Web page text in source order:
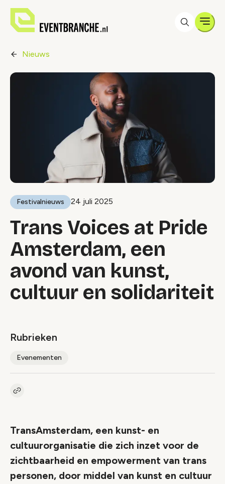
Nieuws
Festivalnieuws 24 juli 2025
Trans Voices at Pride
Amsterdam, een
avond van kunst,
cultuur en solidariteit
Rubrieken
Evenementen
Kopieer link naar artikel
TransAmsterdam, een kunst- en
cultuurorganisatie die zich inzet voor de
zichtbaarheid en empowerment van trans
personen, door middel van kunst en cultuur